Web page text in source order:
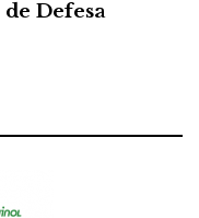
Defesa